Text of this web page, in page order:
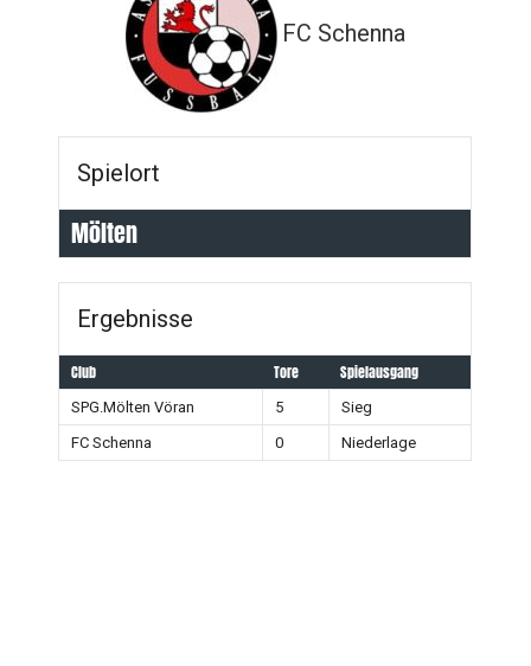
FC Schenna
Spielort
Mölten
Ergebnisse
Club Tore Spielausgang
SPG.Mölten Vöran 5
Sieg
FC Schenna
0 Niederlage